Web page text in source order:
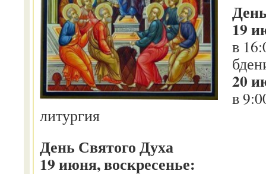
19
в
20
в
литургия
День Святого Духа
19 июня, воскресенье: